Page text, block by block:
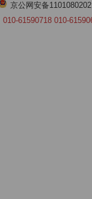
京公网安备
010-61590718 010-